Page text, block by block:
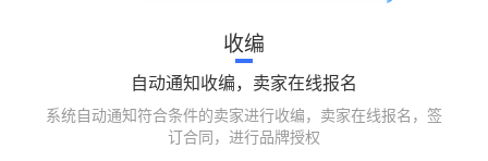
收编
自动通知收编，卖家在线报名
系统自动通知符合条件的卖家进行收编，卖家在线报名，签
订合同，进行品牌授权